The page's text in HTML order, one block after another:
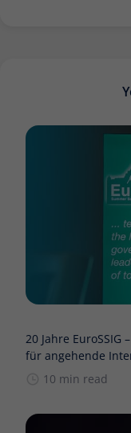
20 Jahre
für angehende
10 min read